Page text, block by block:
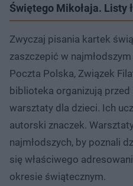
Świętego Mikołaja. Listy
Zwyczaj pisania kartek
zaszczepić w
Poczta Polska, Związek
biblioteka organizują
warsztaty dla dzieci. Ich
autorski znaczek.
najmłodszych, by poznali
się właściwego
okresie świątecznym.